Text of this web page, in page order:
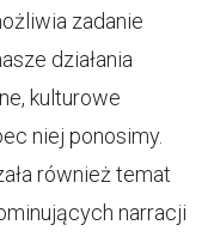
zadanie
działania
kulturowe
niej ponosimy.
również temat
narracji